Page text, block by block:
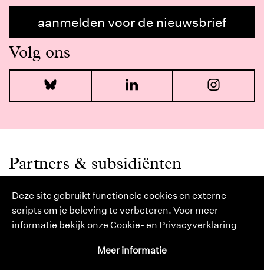
Deze site gebruikt functionele cookies en externe
scripts om je beleving te verbeteren. Voor meer
informatie bekijk onze Cookie- en Privacyverklaring
Meer informatie
aanmelden voor de nieuwsbrief
Volg ons
Bluesky LinkedIn
Partners & subsidiënten